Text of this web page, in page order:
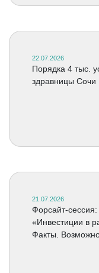
22.07.2026
Порядка 4 тыс.
здравницы Сочи
21.07.2026
Форсайт-
«Инвестиции в
Факты.